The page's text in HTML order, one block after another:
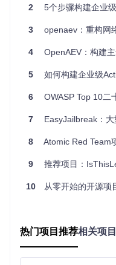
2.1 如何快速定位配置文
manifest.json 作为
。其核心配置项包括：
"manifest_version":
"version": "2.9.5",
"scripts": [
"permissions": [
"page": "pages/
manifest_version:
API特性
permissions: 声明扩
2 5个步骤构建企业级AD
3 openaev：重构网
4 OpenAEV：构建
5 如何构建企业级Active
6 OWASP Top 10二十年
7 EasyJailbreak：
8 Atomic Red Team
9 推荐项目：
10 从零开始的开源项目
热门项目推荐相关项